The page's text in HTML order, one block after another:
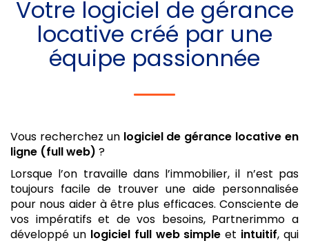
Votre logiciel de gérance
locative créé par une
équipe passionnée
Vous recherchez un logiciel de gérance locative en
ligne (full web) ?
Lorsque l’on travaille dans l’immobilier, il n’est pas
toujours facile de trouver une aide personnalisée
pour nous aider à être plus efficaces. Consciente de
vos impératifs et de vos besoins, Partnerimmo a
développé un logiciel full web simple et intuitif, qui